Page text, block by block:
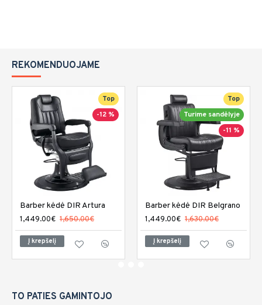
REKOMENDUOJAME
Top
-12 %
Barber kėdė DIR Artura
1,449.00€ 1,650.00€
Į krepšelį
Top
Turime sandėlyje
-11 %
Barber kėdė DIR Belgrano
1,449.00€ 1,630.00€
Į krepšelį
TO PATIES GAMINTOJO